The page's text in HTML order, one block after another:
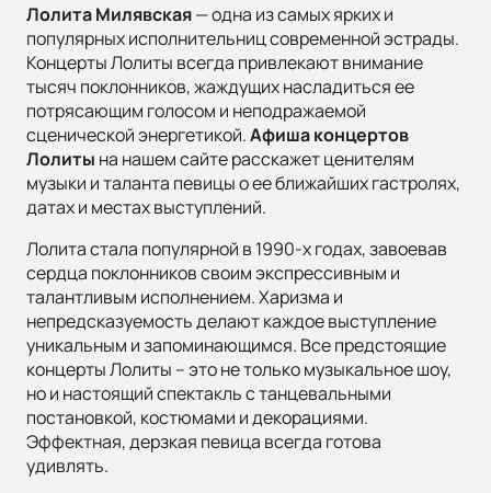
Лолита Милявская— одна из самых ярких и
популярных исполнительниц современной эстрады.
Концерты Лолиты всегда привлекают внимание
тысяч поклонников, жаждущих насладиться ее
потрясающим голосом и неподражаемой
сценической энергетикой.Афиша концертов
Лолиты на нашем сайте расскажет ценителям
музыки и таланта певицы о ее ближайших гастролях,
датах и местах выступлений.
Лолита стала популярной в 1990-х годах, завоевав
сердца поклонников своим экспрессивным и
талантливым исполнением. Харизма и
непредсказуемость делают каждое выступление
уникальным и запоминающимся. Все предстоящие
концерты Лолиты – это не только музыкальное шоу,
но и настоящий спектакль с танцевальными
постановкой, костюмами и декорациями.
Эффектная, дерзкая певица всегда готова
удивлять.